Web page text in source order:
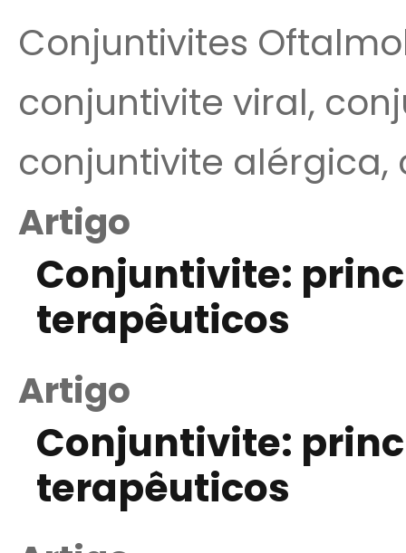
Conjuntivites
conjuntivite viral,
conjuntivite
Artigo
Conjuntivite:
terapêuticos
Artigo
Conjuntivite:
terapêuticos